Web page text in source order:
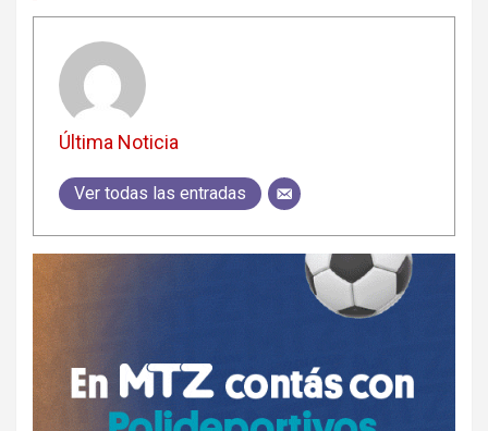
Última Noticia
Ver todas las entradas